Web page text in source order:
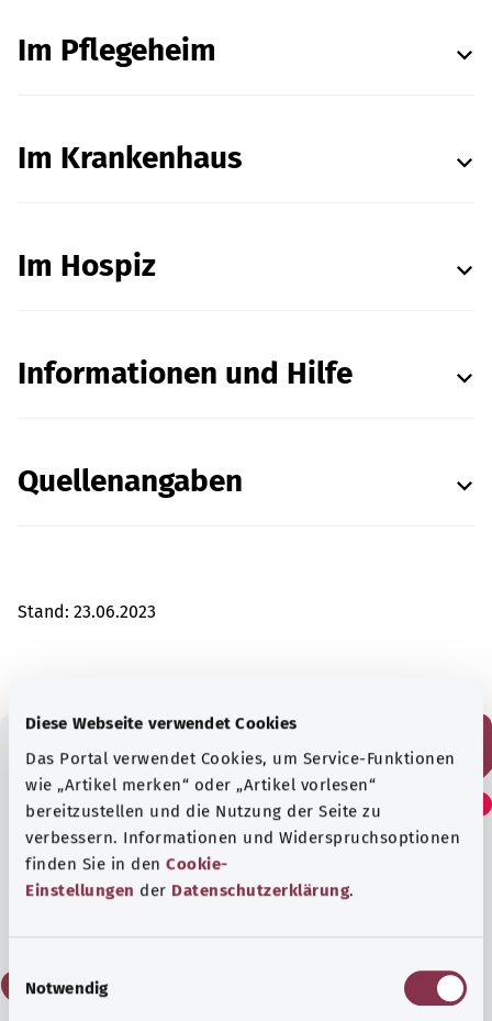
Diese Webseite verwendet Cookies
Das Portal verwendet Cookies, um Service-Funktionen
wie „Artikel merken“ oder „Artikel vorlesen“
bereitzustellen und die Nutzung der Seite zu
verbessern. Informationen und Widerspruchsoptionen
finden Sie in den Cookie-
Einstellungen der Datenschutzerklärung.
Notwendig
Im Pflegeheim
Im Krankenhaus
Im Hospiz
Informationen und Hilfe
Quellenangaben
Stand: 23.06.2023
Fanden Sie diesen Artikel
hilfreich?